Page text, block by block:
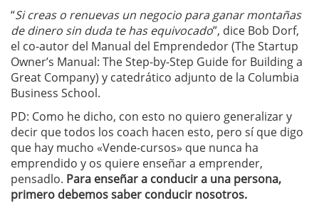
“Si creas o renuevas un negocio para ganar montañas
de dinero sin duda te has equivocado”, dice Bob Dorf,
el co-autor del Manual del Emprendedor (The Startup
Owner’s Manual: The Step-by-Step Guide for Building a
Great Company) y catedrático adjunto de la Columbia
Business School.
PD: Como he dicho, con esto no quiero generalizar y
decir que todos los coach hacen esto, pero sí que digo
que hay mucho «Vende-cursos» que nunca ha
emprendido y os quiere enseñar a emprender,
pensadlo. Para enseñar a conducir a una persona,
primero debemos saber conducir nosotros.